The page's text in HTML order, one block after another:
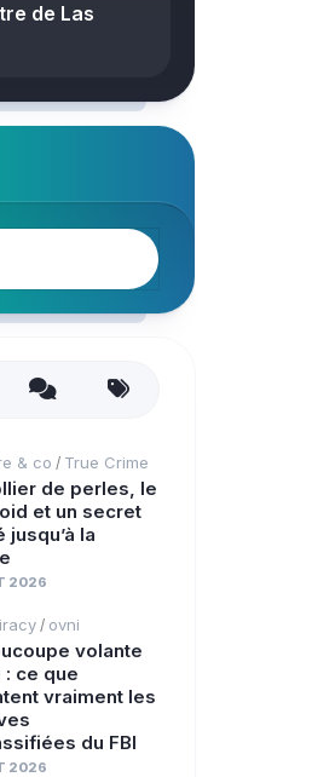
de Las
& co / True Crime
de perles, le
et un secret
jusqu’à la
2026
/ ovni
volante
: ce que
vraiment les
du FBI
2026